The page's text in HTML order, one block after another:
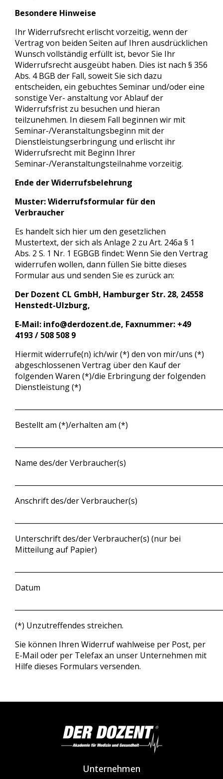
Besondere Hinweise
Ihr Widerrufsrecht erlischt vorzeitig, wenn der
Vertrag von beiden Seiten auf Ihren ausdrücklichen
Wunsch vollständig erfüllt ist, bevor Sie Ihr
Widerrufsrecht ausgeübt haben. Dies ist nach § 356
Abs. 4 BGB der Fall, soweit Sie sich dazu
entscheiden, ein gebuchtes Seminar und/oder eine
sonstige Ver- anstaltung vor Ablauf der
Widerrufsfrist zu besuchen und hieran
teilzunehmen. In diesem Fall beginnen wir mit
Seminar-/Veranstaltungsbeginn mit der
Dienstleistungserbringung und erlischt ihr
Widerrufsrecht mit Beginn Ihrer
Seminar-/Veranstaltungsteilnahme vorzeitig.
Ende der Widerrufsbelehrung
Muster: Widerrufsformular für den
Verbraucher
Es handelt sich hier um den gesetzlichen
Mustertext, der sich als Anlage 2 zu Art. 246a § 1
Abs. 2 S. 1 Nr. 1 EGBGB findet: Wenn Sie den Vertrag
widerrufen wollen, dann füllen Sie bitte dieses
Formular aus und senden Sie es zurück an:
Der Dozent CL GmbH, Hamburger Str. 28, 24558
Henstedt-Ulzburg,
E-Mail: info@derdozent.de, Faxnummer: +49
4193 / 508 508 9
Hiermit widerrufe(n) ich/wir (*) den von mir/uns (*)
abgeschlossenen Vertrag über den Kauf der
folgenden Waren (*)/die Erbringung der folgenden
Dienstleistung (*)
Bestellt am (*)/erhalten am (*)
Name des/der Verbraucher(s)
Anschrift des/der Verbraucher(s)
Unterschrift des/der Verbraucher(s) (nur bei
Mitteilung auf Papier)
Datum
(*) Unzutreffendes streichen.
Sie können Ihren Widerruf wahlweise per Post, per
E-Mail oder per Telefax an unser Unternehmen mit
Hilfe dieses Formulars versenden.
Unternehmen